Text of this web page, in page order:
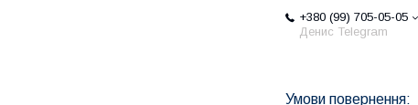
+380 (99) 705-05-05
Денис Telegram